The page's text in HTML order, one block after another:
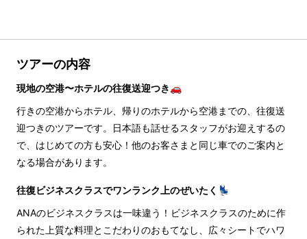
ツアーの内容
現地の空港〜ホテルの往復送迎つき🚗
行きの空港からホテル、帰りのホテルから空港までの、往復送
迎つきのツアーです。日本語も話せるスタッフがお迎えするの
で、はじめての方も安心！他のお客さまと同じ車でのご案内と
なる場合があります。
往復ビジネスクラスでワンランク上のぜいたく💺
ANAのビジネスクラスは一味違う！ビジネスクラスのために作
られた上質な料理とこだわりのおもてなし、広々シートでハワ